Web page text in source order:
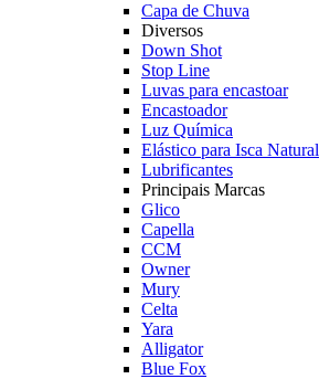
Capa de Chuva
Diversos
Down Shot
Stop Line
Luvas para encastoar
Encastoador
Luz Química
Elástico para Isca Natural
Lubrificantes
Principais Marcas
Glico
Capella
CCM
Owner
Mury
Celta
Yara
Alligator
Blue Fox